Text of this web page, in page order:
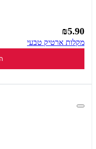
₪5.90
מקלות ארטיק טבעי